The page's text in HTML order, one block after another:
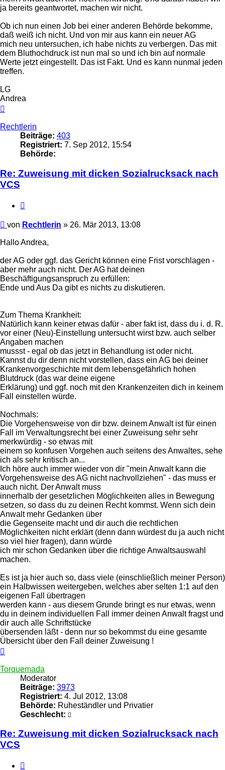
ja bereits geantwortet, machen wir nicht.
Ob ich nun einen Job bei einer anderen Behörde bekomme,
daß weiß ich nicht. Und von mir aus kann ein neuer AG
mich neu untersuchen, ich habe nichts zu verbergen. Das mit
dem Bluthochdruck ist nun mal so und ich bin auf normale
Werte jetzt eingestellt. Das ist Fakt. Und es kann nunmal jeden
treffen.
LG
Andrea
Rechtlerin
Beiträge: 403
Registriert: 7. Sep 2012, 15:54
Behörde:
Re: Zuweisung mit dicken Sozialrucksack nach
VCS
Beitrag
von Rechtlerin » 26. Mär 2013, 13:08
Hallo Andrea,
der AG oder ggf. das Gericht können eine Frist vorschlagen -
aber mehr auch nicht. Der AG hat deinen
Beschäftigungsanspruch zu erfüllen:
Ende und Aus Da gibt es nichts zu diskutieren.
Zum Thema Krankheit:
Natürlich kann keiner etwas dafür - aber fakt ist, dass du i. d. R.
vor einer (Neu)-Einstellung untersucht wirst bzw. auch selber
Angaben machen
mussst - egal ob das jetzt in Behandlung ist oder nicht.
Kannst du dir denn nicht vorstellen, dass ein AG bei deiner
Krankenvorgeschichte mit dem lebensgefährlich hohen
Blutdruck (das war deine eigene
Erklärung) und ggf. noch mit den Krankenzeiten dich in keinem
Fall einstellen würde.
Nochmals:
Die Vorgehensweise von dir bzw. deinem Anwalt ist für einen
Fall im Verwaltungsrecht bei einer Zuweisung sehr sehr
merkwürdig - so etwas mit
einem so konfusen Vorgehen auch seitens des Anwaltes, sehe
ich als sehr kritisch an...
Ich höre auch immer wieder von dir "mein Anwalt kann die
Vorgehensweise des AG nicht nachvollziehen" - das muss er
auch nicht. Der Anwalt muss
innerhalb der gesetzlichen Möglichkeiten alles in Bewegung
setzen, so dass du zu deinen Recht kommst. Wenn sich dein
Anwalt mehr Gedanken über
die Gegenseite macht und dir auch die rechtlichen
Möglichkeiten nicht erklärt (denn dann würdest du ja auch nicht
so viel hier fragen), dann würde
ich mir schon Gedanken über die richtige Anwaltsauswahl
machen.
Es ist ja hier auch so, dass viele (einschließlich meiner Person)
ein Halbwissen weitergeben, welches aber selten 1:1 auf den
eigenen Fall übertragen
werden kann - aus diesem Grunde bringt es nur etwas, wenn
du in deinem individuellen Fall immer deinen Anwalt fragst und
dir auch alle Schriftstücke
übersenden läßt - denn nur so bekommst du eine gesamte
Übersicht über den Fall deiner Zuweisung !
Torquemada
Moderator
Beiträge: 3973
Registriert: 4. Jul 2012, 13:08
Behörde: Ruheständler und Privatier
Geschlecht:
Re: Zuweisung mit dicken Sozialrucksack nach
VCS